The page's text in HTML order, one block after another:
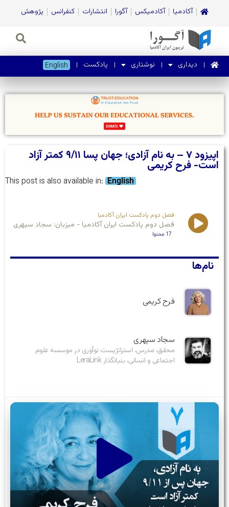
آکادمیا آکادمیکس آگورا انتشارات کنفرانس پژوهش
دیداری نوشتاری پادکست English
اپیزود ۷ – به نام آزادی؛ جهان پسا ۹/۱۱ کمتر آزاد
است- فرح کریمی
This post is also available in: English
فصل دوم پادکست ایران آکادمیا
فصل دوم پادکست ایران آکادمیا - میزبان: سجاد سپهری
17 محتوا
نام‌ها
فرح کریمی
سجاد سپهری
محقق، مدرس، استراتژیست نوآوری در موسسه علوم
اجتماعی و انسانی، بنیانگذار LeraLink